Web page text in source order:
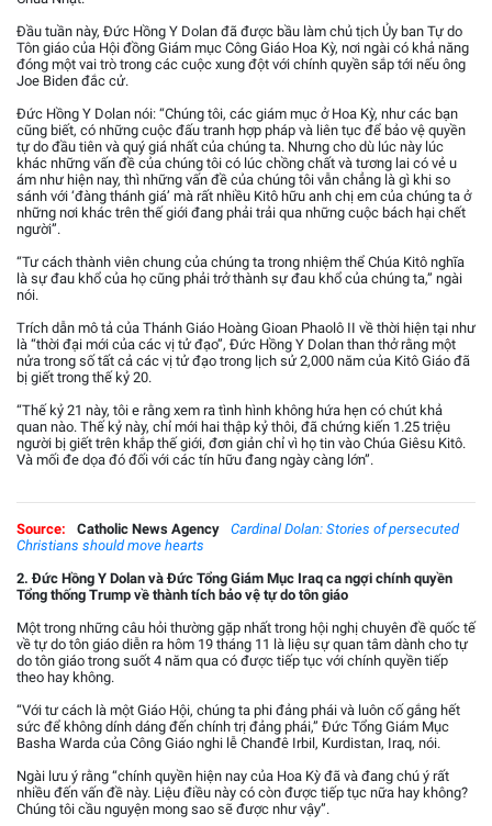
Đầu tuần này, Đức Hồng Y Dolan đã được bầu làm chủ tịch Ủy ban Tự do
Tôn giáo của Hội đồng Giám mục Công Giáo Hoa Kỳ, nơi ngài có khả năng
đóng một vai trò trong các cuộc xung đột với chính quyền sắp tới nếu ông
Joe Biden đắc cử.
Đức Hồng Y Dolan nói: “Chúng tôi, các giám mục ở Hoa Kỳ, như các bạn
cũng biết, có những cuộc đấu tranh hợp pháp và liên tục để bảo vệ quyền
tự do đầu tiên và quý giá nhất của chúng ta. Nhưng cho dù lúc này lúc
khác những vấn đề của chúng tôi có lúc chồng chất và tương lai có vẻ u
ám như hiện nay, thì những vấn đề của chúng tôi vẫn chẳng là gì khi so
sánh với ‘đàng thánh giá’ mà rất nhiều Kitô hữu anh chị em của chúng ta ở
những nơi khác trên thế giới đang phải trải qua những cuộc bách hại chết
người”.
“Tư cách thành viên chung của chúng ta trong nhiệm thể Chúa Kitô nghĩa
là sự đau khổ của họ cũng phải trở thành sự đau khổ của chúng ta,” ngài
nói.
Trích dẫn mô tả của Thánh Giáo Hoàng Gioan Phaolô II về thời hiện tại như
là “thời đại mới của các vị tử đạo”, Đức Hồng Y Dolan than thở rằng một
nửa trong số tất cả các vị tử đạo trong lịch sử 2,000 năm của Kitô Giáo đã
bị giết trong thế kỷ 20.
“Thế kỷ 21 này, tôi e rằng xem ra tình hình không hứa hẹn có chút khả
quan nào. Thế kỷ này, chỉ mới hai thập kỷ thôi, đã chứng kiến 1.25 triệu
người bị giết trên khắp thế giới, đơn giản chỉ vì họ tin vào Chúa Giêsu Kitô.
Và mối đe dọa đó đối với các tín hữu đang ngày càng lớn”.
Source: Catholic News Agency
Cardinal Dolan: Stories of persecuted
Christians should move hearts
2. Đức Hồng Y Dolan và Đức Tổng Giám Mục Iraq ca ngợi chính quyền
Tổng thống Trump về thành tích bảo vệ tự do tôn giáo
Một trong những câu hỏi thường gặp nhất trong hội nghị chuyên đề quốc tế
về tự do tôn giáo diễn ra hôm 19 tháng 11 là liệu sự quan tâm dành cho tự
do tôn giáo trong suốt 4 năm qua có được tiếp tục với chính quyền tiếp
theo hay không.
“Với tư cách là một Giáo Hội, chúng ta phi đảng phái và luôn cố gắng hết
sức để không dính dáng đến chính trị đảng phái,” Đức Tổng Giám Mục
Basha Warda của Công Giáo nghi lễ Chanđê Irbil, Kurdistan, Iraq, nói.
Ngài lưu ý rằng “chính quyền hiện nay của Hoa Kỳ đã và đang chú ý rất
nhiều đến vấn đề này. Liệu điều này có còn được tiếp tục nữa hay không?
Chúng tôi cầu nguyện mong sao sẽ được như vậy”.